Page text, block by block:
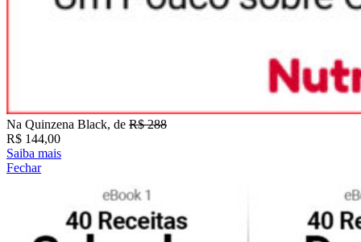
Na Quinzena Black, de R$ 288
R$ 144,00
Saiba mais
Fechar